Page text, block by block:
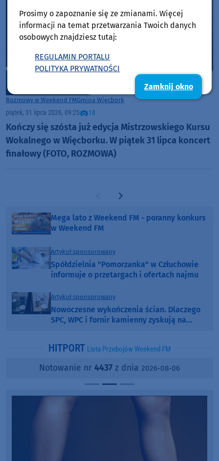
Rozmowy w Weekend FMGmina Więcbork
piątek, 31 lipca 2026, 09:25 18
Kończy się szósta już edycja Mistrzowskiego Kursu
Wokalnego w Więcborku. W piątek 31 lipca koncert
finałowy (FOTO, ROZMOWA)
Poprzednia strona
Następna strona
Mega lato z Weekend FM - poranny konkurs
w Weekend FM
Artykuł sponsorowany
Spółdzielnia "Pomorzanka" w Człuchowie
informuje o przetargach i ofertach najmu
Artykuł sponsorowany
Nowoczesne wykończenia ścian. Dlaczego
SPC, WPC i fornir kamienny zyskują na
HITPORT Lista Przebojów Weekend FM
Notowanie nr 4437 z dnia 2026-08-06
Prosimy o zapoznanie się ze zmianami. Więcej
informacji na temat przetwarzania Twoich danych
osobowych znajdziesz tutaj:
REGULAMIN PORTALU
POLITYKA PRYWATNOŚCI
Zamknij okno